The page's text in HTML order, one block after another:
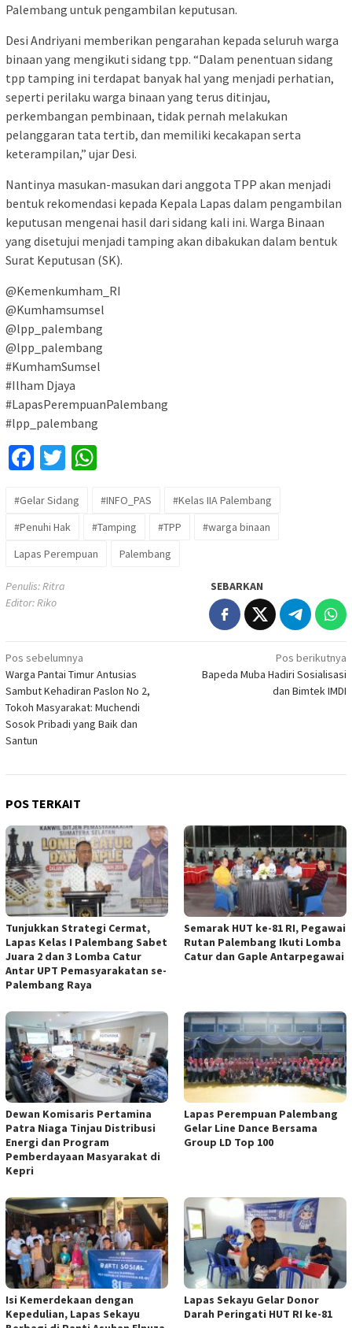
Palembang untuk pengambilan keputusan.
Desi Andriyani memberikan pengarahan kepada seluruh warga
binaan yang mengikuti sidang tpp. “Dalam penentuan sidang
tpp tamping ini terdapat banyak hal yang menjadi perhatian,
seperti perilaku warga binaan yang terus ditinjau,
perkembangan pembinaan, tidak pernah melakukan
pelanggaran tata tertib, dan memiliki kecakapan serta
keterampilan,” ujar Desi.
Nantinya masukan-masukan dari anggota TPP akan menjadi
bentuk rekomendasi kepada Kepala Lapas dalam pengambilan
keputusan mengenai hasil dari sidang kali ini. Warga Binaan
yang disetujui menjadi tamping akan dibakukan dalam bentuk
Surat Keputusan (SK).
@Kemenkumham_RI
@Kumhamsumsel
@lpp_palembang
@lpp_palembang
#KumhamSumsel
#Ilham Djaya
#LapasPerempuanPalembang
#lpp_palembang
Facebook
Twitter
#Gelar Sidang #INFO_PAS
#Kelas IIA Palembang
#Penuhi Hak
#Tamping #TPP
#warga binaan
Lapas Perempuan
Palembang
Penulis: Ritra
Editor: Riko
SEBARKAN
Navigasi
pos
Pos sebelumnya
Warga Pantai Timur Antusias
Sambut Kehadiran Paslon No 2,
Tokoh Masyarakat: Muchendi
Sosok Pribadi yang Baik dan
Santun
Pos berikutnya
Bapeda Muba Hadiri Sosialisasi
dan Bimtek IMDI
POS TERKAIT
Tunjukkan Strategi Cermat,
Lapas Kelas I Palembang Sabet
Juara 2 dan 3 Lomba Catur
Antar UPT Pemasyarakatan se-
Palembang Raya
Semarak HUT ke-81 RI, Pegawai
Rutan Palembang Ikuti Lomba
Catur dan Gaple Antarpegawai
Dewan Komisaris Pertamina
Patra Niaga Tinjau Distribusi
Energi dan Program
Pemberdayaan Masyarakat di
Kepri
Lapas Perempuan Palembang
Gelar Line Dance Bersama
Group LD Top 100
Isi Kemerdekaan dengan
Kepedulian, Lapas Sekayu
Lapas Sekayu Gelar Donor
Darah Peringati HUT RI ke-81